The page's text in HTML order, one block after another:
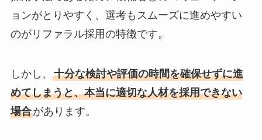
ョンがとりやすく、選考もスムーズに進めやすい
のがリファラル採用の特徴です。
しかし、 十分な検討や評価の時間を確保せずに進
めてしまうと、本当に適切な人材を採用できない
場合があります。